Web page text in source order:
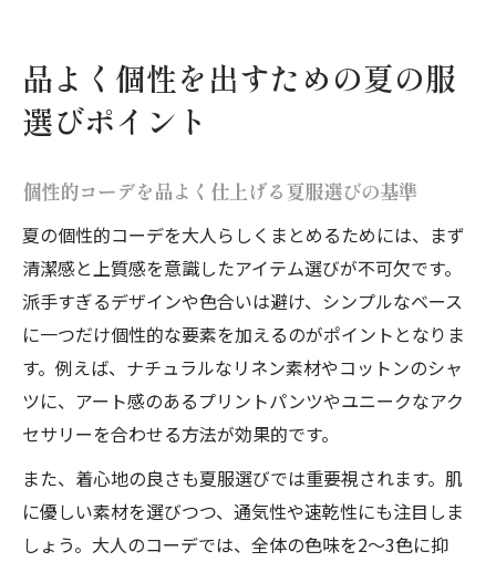
品よく個性を出すための夏の服
選びポイント
個性的コーデを品よく仕上げる夏服選びの基準
夏の個性的コーデを大人らしくまとめるためには、まず
清潔感と上質感を意識したアイテム選びが不可欠です。
派手すぎるデザインや色合いは避け、シンプルなベース
に一つだけ個性的な要素を加えるのがポイントとなりま
す。例えば、ナチュラルなリネン素材やコットンのシャ
ツに、アート感のあるプリントパンツやユニークなアク
セサリーを合わせる方法が効果的です。
また、着心地の良さも夏服選びでは重要視されます。肌
に優しい素材を選びつつ、通気性や速乾性にも注目しま
しょう。大人のコーデでは、全体の色味を2〜3色に抑